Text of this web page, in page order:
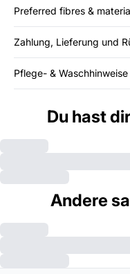
Preferred fibres &
Zahlung, Lieferung und
Pflege- & Waschhinweise
Du hast
Andere